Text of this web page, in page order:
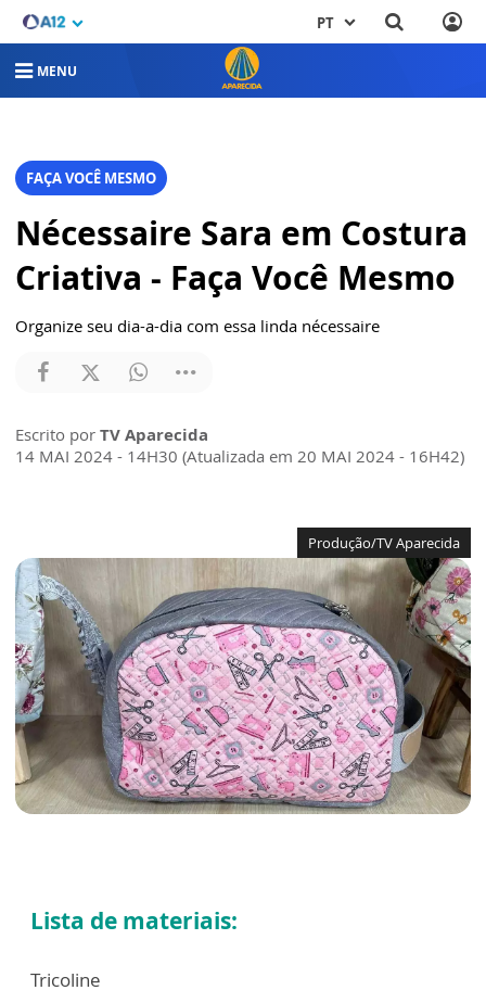
PT
MENU
FAÇA VOCÊ MESMO
Nécessaire Sara em Costura
Criativa - Faça Você Mesmo
Organize seu dia-a-dia com essa linda nécessaire
Escrito por TV Aparecida
14 MAI 2024 - 14H30 (Atualizada em 20 MAI 2024 - 16H42)
Produção/TV Aparecida
Lista de materiais:
Tricoline